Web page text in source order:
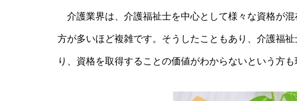
介護業界は、介護福祉士を中心として様々な資格が
方が多いほど複雑です。そうしたこともあり、介護福
り、資格を取得することの価値がわからないという方も